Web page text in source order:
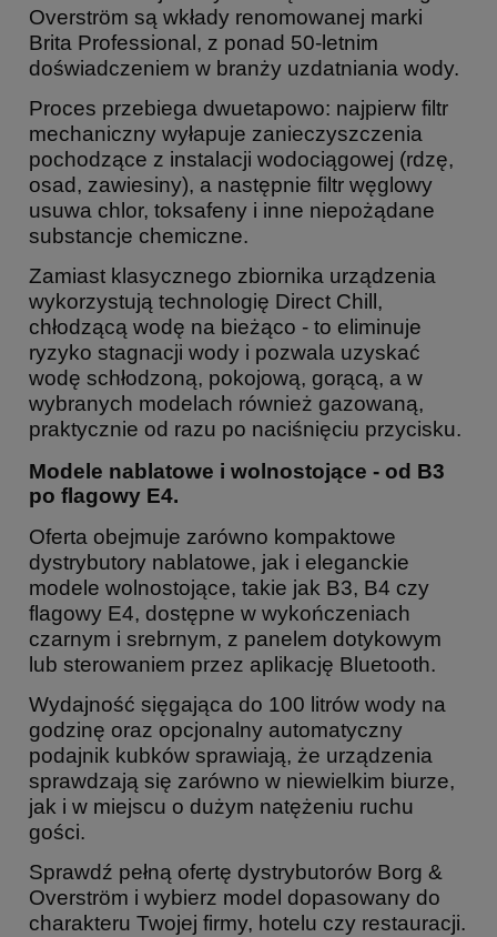
Overström są wkłady renomowanej marki
Brita Professional, z ponad 50-letnim
doświadczeniem w branży uzdatniania wody.
Proces przebiega dwuetapowo: najpierw filtr
mechaniczny wyłapuje zanieczyszczenia
pochodzące z instalacji wodociągowej (rdzę,
osad, zawiesiny), a następnie filtr węglowy
usuwa chlor, toksafeny i inne niepożądane
substancje chemiczne.
Zamiast klasycznego zbiornika urządzenia
wykorzystują technologię Direct Chill,
chłodzącą wodę na bieżąco - to eliminuje
ryzyko stagnacji wody i pozwala uzyskać
wodę schłodzoną, pokojową, gorącą, a w
wybranych modelach również gazowaną,
praktycznie od razu po naciśnięciu przycisku.
Modele nablatowe i wolnostojące - od B3
po flagowy E4.
Oferta obejmuje zarówno kompaktowe
dystrybutory nablatowe, jak i eleganckie
modele wolnostojące, takie jak B3, B4 czy
flagowy E4, dostępne w wykończeniach
czarnym i srebrnym, z panelem dotykowym
lub sterowaniem przez aplikację Bluetooth.
Wydajność sięgająca do 100 litrów wody na
godzinę oraz opcjonalny automatyczny
podajnik kubków sprawiają, że urządzenia
sprawdzają się zarówno w niewielkim biurze,
jak i w miejscu o dużym natężeniu ruchu
gości.
Sprawdź pełną ofertę dystrybutorów Borg &
Overström i wybierz model dopasowany do
charakteru Twojej firmy, hotelu czy restauracji.